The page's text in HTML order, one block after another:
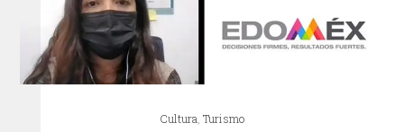
Cultura, Turismo